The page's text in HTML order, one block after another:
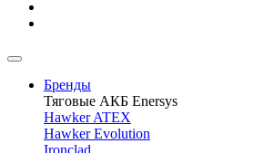
Бренды
Тяговые АКБ Enersys
Hawker ATEX
Hawker Evolution
Ironclad